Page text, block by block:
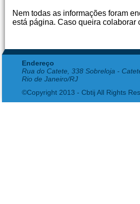
Nem todas as informações foram
está página. Caso queira colaborar
Endereço
Rua do Catete, 338 Sobreloja -
Rio de Janeiro/RJ
©Copyright 2013 - Cbtij All Rights